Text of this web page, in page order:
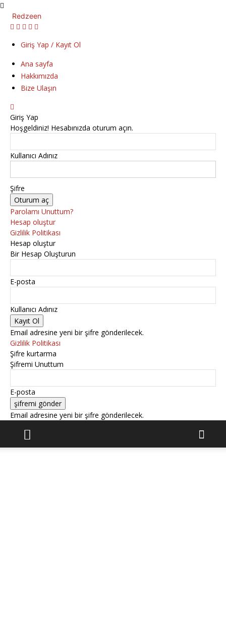
Redzeen
Giriş Yap / Kayıt Ol
Ana sayfa
Hakkımızda
Bize Ulaşın
Giriş Yap
Hoşgeldiniz! Hesabınızda oturum açın.
Kullanıcı Adınız
Şifre
Parolamı Unuttum?
Hesap oluştur
Gizlilik Politikası
Hesap oluştur
Bir Hesap Oluşturun
E-posta
Kullanıcı Adınız
Email adresine yeni bir şifre gönderilecek.
Gizlilik Politikası
Şifre kurtarma
Şifremi Unuttum
E-posta
Email adresine yeni bir şifre gönderilecek.